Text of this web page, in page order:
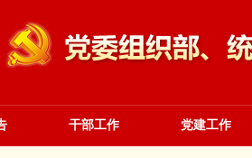
干部工作 党建工作